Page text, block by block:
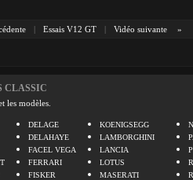
| Essais V12 GT | Vidéo suivante »
CLASSIC
les modèles.
DELAGE
DELAHAYE
FACEL VEGA
FERRARI
FISKER
KOENIGSEGG
LAMBORGHINI
LANCIA
LOTUS
MASERATI